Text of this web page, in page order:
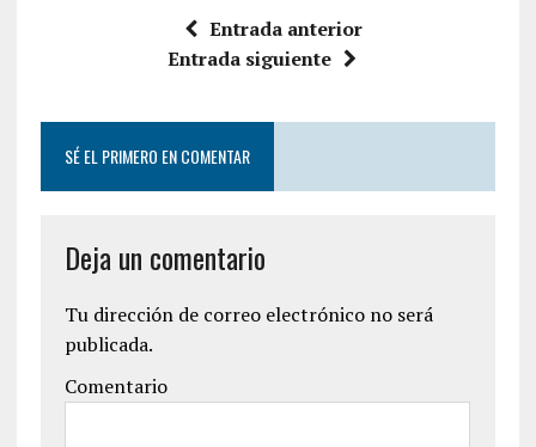
Entrada anterior
Entrada siguiente
SÉ EL PRIMERO EN COMENTAR
Deja un comentario
Tu dirección de correo electrónico no será
publicada.
Comentario